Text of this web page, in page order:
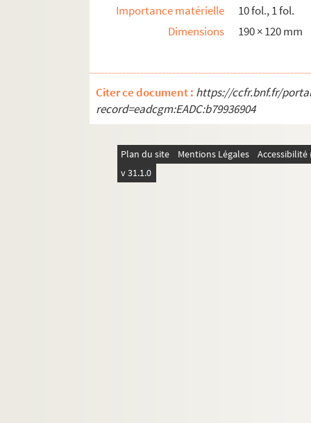
Importance matérielle
10 fol., 1 fol.
Dimensions
190 × 120 mm
Citer ce document : https://ccfr.bnf.fr/
record=eadcgm:EADC:b79936904
Plan du site Mentions Légales
v 31.1.0